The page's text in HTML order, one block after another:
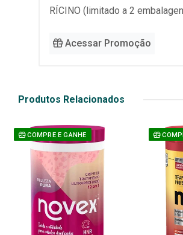
RÍCINO (limitado a 2
Acessar Promoção
Produtos Relacionados
COMPRE E GANHE